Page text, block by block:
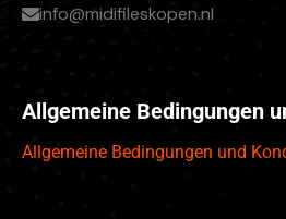
info@midifileskopen.nl
Allgemeine Bedingungen
Allgemeine Bedingungen und